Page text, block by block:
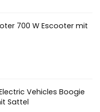
700 W Escooter mit
Electric Vehicles Boogie
Sattel